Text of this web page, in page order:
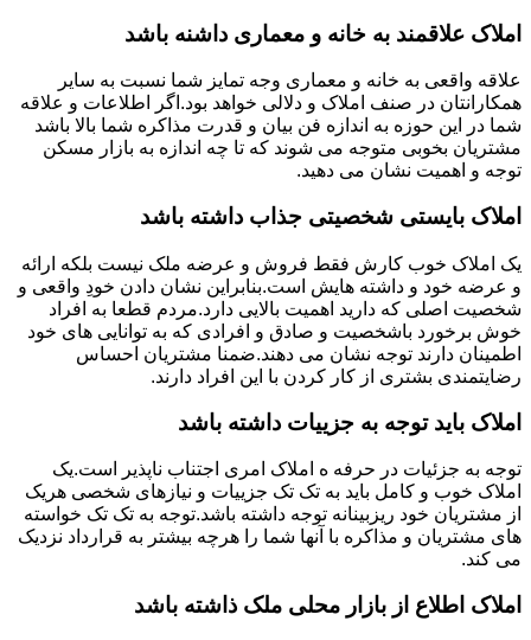
املاک علاقمند به خانه و معماری داشنه باشد
علاقه واقعی به خانه و معماری وجه تمایز شما نسبت به سایر
همکارانتان در صنف املاک و دلالی خواهد بود.اگر اطلاعات و علاقه
شما در این حوزه به اندازه فن بیان و قدرت مذاکره شما بالا باشد
مشتریان بخوبی متوجه می شوند که تا چه اندازه به بازار مسکن
توجه و اهمیت نشان می دهید.
املاک بایستی شخصیتی جذاب داشته باشد
یک املاک خوب کارش فقط فروش و عرضه ملک نیست بلکه ارائه
و عرضه خود و داشته هایش است.بنابراین نشان دادن خودِ واقعی و
شخصیت اصلی که دارید اهمیت بالایی دارد.مردم قطعا به افراد
خوش برخورد باشخصیت و صادق و افرادی که به توانایی های خود
اطمینان دارند توجه نشان می دهند.ضمنا مشتریان احساس
رضایتمندی بشتری از کار کردن با این افراد دارند.
املاک باید توجه به جزییات داشته باشد
توجه به جزئیات در حرفه ه املاک امری اجتناب ناپذیر است.یک
املاک خوب و کامل باید به تک تک جزییات و نیازهای شخصی هریک
از مشتریان خود ریزبینانه توجه داشته باشد.توجه به تک تک خواسته
های مشتریان و مذاکره با آنها شما را هرچه بیشتر به قرارداد نزدیک
می کند.
املاک اطلاع از بازار محلی ملک ذاشته باشد